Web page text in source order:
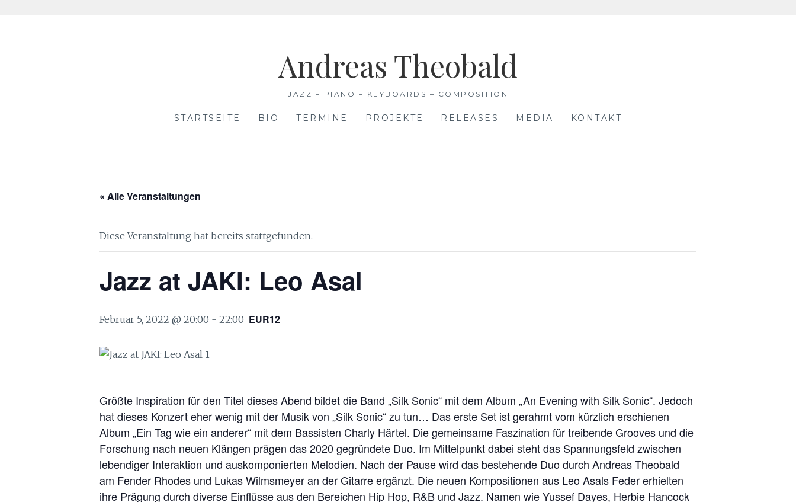
Andreas Theobald
JAZZ – PIANO – KEYBOARDS – COMPOSITION
STARTSEITE BIO TERMINE PROJEKTE RELEASES MEDIA KONTAKT
« Alle Veranstaltungen
Diese Veranstaltung hat bereits stattgefunden.
Jazz at JAKI: Leo Asal
Februar 5, 2022 @ 20:00 - 22:00 EUR12
Größte Inspiration für den Titel dieses Abend bildet die Band „Silk Sonic“ mit dem Album „An Evening with Silk Sonic“. Jedoch
hat dieses Konzert eher wenig mit der Musik von „Silk Sonic“ zu tun… Das erste Set ist gerahmt vom kürzlich erschienen
Album „Ein Tag wie ein anderer“ mit dem Bassisten Charly Härtel. Die gemeinsame Faszination für treibende Grooves und die
Forschung nach neuen Klängen prägen das 2020 gegründete Duo. Im Mittelpunkt dabei steht das Spannungsfeld zwischen
lebendiger Interaktion und auskomponierten Melodien. Nach der Pause wird das bestehende Duo durch Andreas Theobald
am Fender Rhodes und Lukas Wilmsmeyer an der Gitarre ergänzt. Die neuen Kompositionen aus Leo Asals Feder erhielten
ihre Prägung durch diverse Einflüsse aus den Bereichen Hip Hop, R&B und Jazz. Namen wie Yussef Dayes, Herbie Hancock